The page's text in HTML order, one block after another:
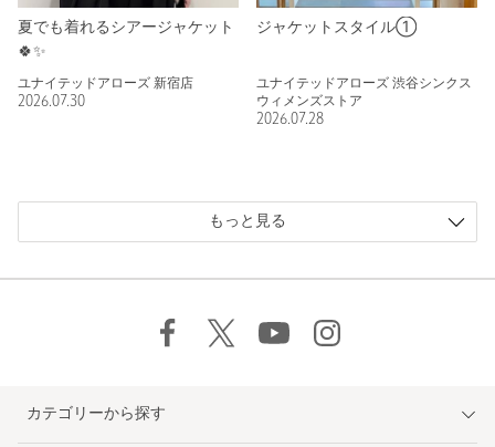
夏でも着れるシアージャケット
🍀✨
ユナイテッドアローズ 新宿店
2026.07.30
ジャケットスタイル①
ユナイテッドアローズ 渋谷シンクス
ウィメンズストア
2026.07.28
もっと見る
カテゴリーから探す